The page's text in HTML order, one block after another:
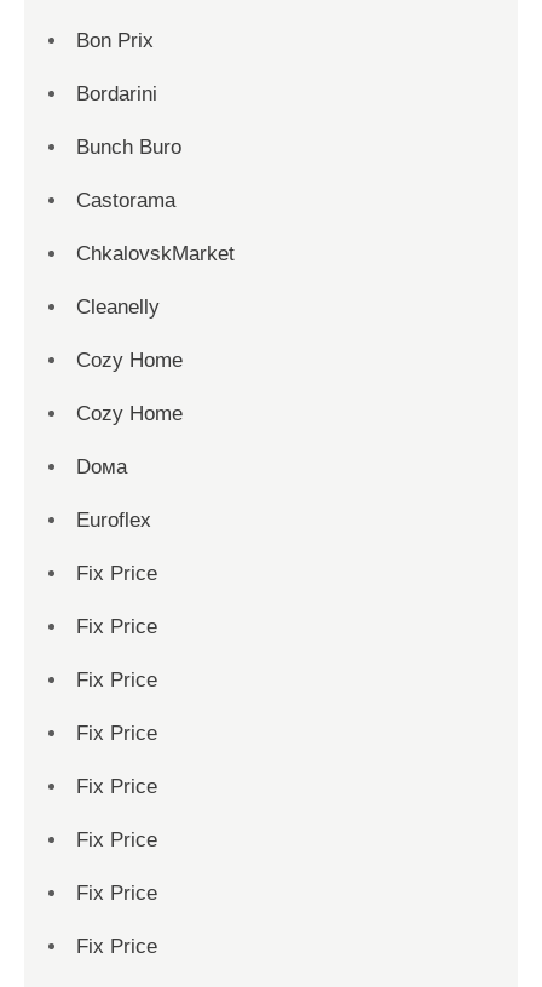
Bon Prix
Bordarini
Bunch Buro
Castorama
ChkalovskMarket
Cleanelly
Cozy Home
Cozy Home
Dома
Euroflex
Fix Price
Fix Price
Fix Price
Fix Price
Fix Price
Fix Price
Fix Price
Fix Price